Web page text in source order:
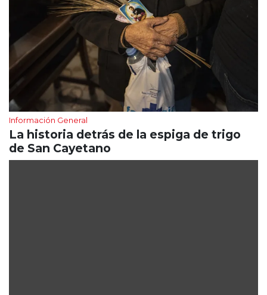
Información General
La historia detrás de la espiga de trigo
de San Cayetano